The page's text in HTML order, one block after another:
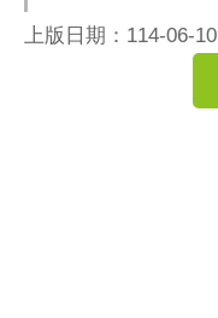
上版日期：114-06-10